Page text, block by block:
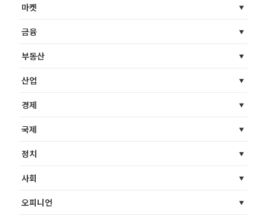
마켓
금융
부동산
산업
경제
국제
정치
사회
오피니언